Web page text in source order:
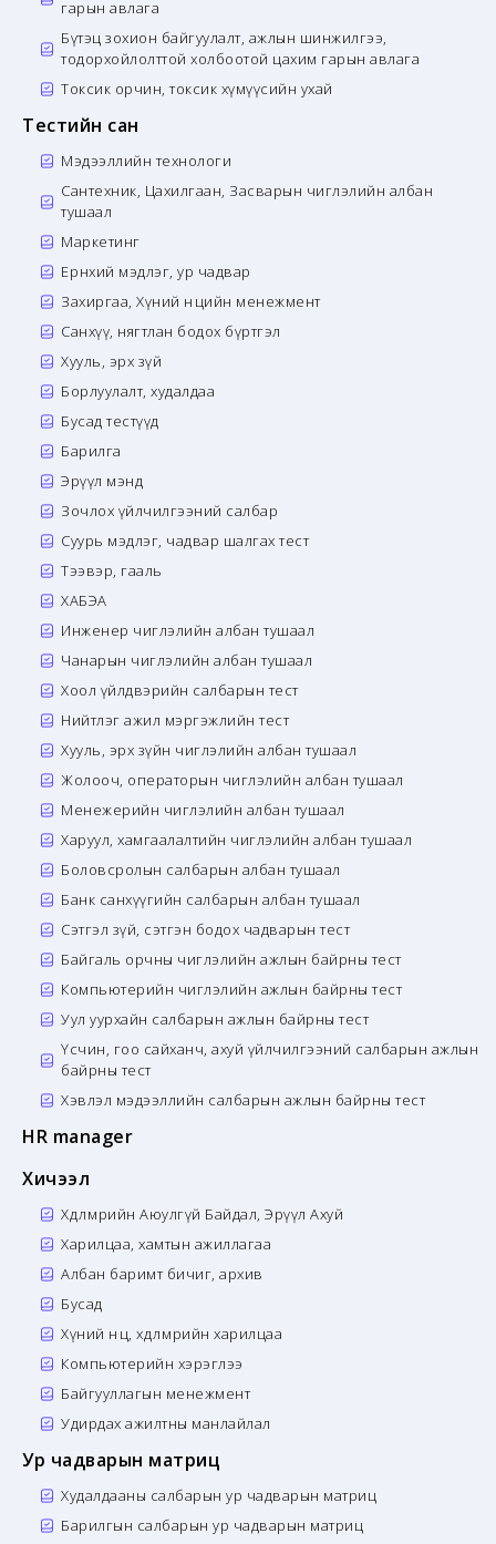
гарын авлага
Бүтэц зохион байгуулалт, ажлын шинжилгээ,
тодорхойлолттой холбоотой цахим гарын авлага
Токсик орчин, токсик хүмүүсийн ухай
Тестийн сан
Мэдээллийн технологи
Сантехник, Цахилгаан, Засварын чиглэлийн албан
тушаал
Маркетинг
Ерөнхий мэдлэг, ур чадвар
Захиргаа, Хүний нөөцийн менежмент
Санхүү, нягтлан бодох бүртгэл
Хууль, эрх зүй
Борлуулалт, худалдаа
Бусад тестүүд
Барилга
Эрүүл мэнд
Зочлох үйлчилгээний салбар
Суурь мэдлэг, чадвар шалгах тест
Тээвэр, гааль
ХАБЭА
Инженер чиглэлийн албан тушаал
Чанарын чиглэлийн албан тушаал
Хоол үйлдвэрийн салбарын тест
Нийтлэг ажил мэргэжлийн тест
Хууль, эрх зүйн чиглэлийн албан тушаал
Жолооч, операторын чиглэлийн албан тушаал
Менежерийн чиглэлийн албан тушаал
Харуул, хамгаалалтийн чиглэлийн албан тушаал
Боловсролын салбарын албан тушаал
Банк санхүүгийн салбарын албан тушаал
Сэтгэл зүй, сэтгэн бодох чадварын тест
Байгаль орчны чиглэлийн ажлын байрны тест
Компьютерийн чиглэлийн ажлын байрны тест
Уул уурхайн салбарын ажлын байрны тест
Үсчин, гоо сайханч, ахуй үйлчилгээний салбарын ажлын
байрны тест
Хэвлэл мэдээллийн салбарын ажлын байрны тест
HR manager
Хичээл
Хөдөлмөрийн Аюулгүй Байдал, Эрүүл Ахуй
Харилцаа, хамтын ажиллагаа
Албан баримт бичиг, архив
Бусад
Хүний нөөц, хөдөлмөрийн харилцаа
Компьютерийн хэрэглээ
Байгууллагын менежмент
Удирдах ажилтны манлайлал
Ур чадварын матриц
Худалдааны салбарын ур чадварын матриц
Барилгын салбарын ур чадварын матриц